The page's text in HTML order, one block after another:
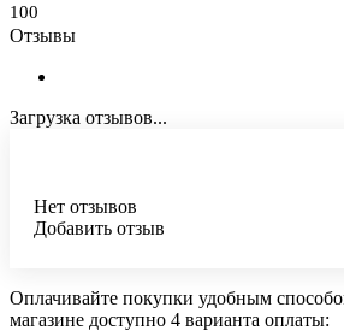
100
Отзывы
Загрузка отзывов...
Нет отзывов
Добавить отзыв
Оплачивайте покупки удобным
магазине доступно 4 варианта оплаты: